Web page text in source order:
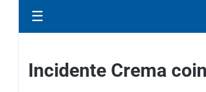
☰
Incidente Crema